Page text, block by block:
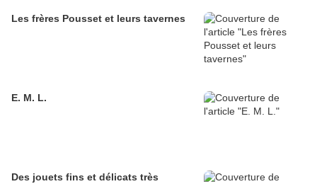
Les frères Pousset et leurs tavernes
E. M. L.
Des jouets fins et délicats très